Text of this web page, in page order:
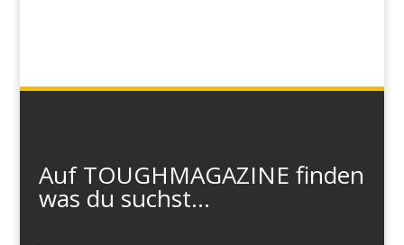
Auf TOUGHMAGAZINE finden
was du suchst...